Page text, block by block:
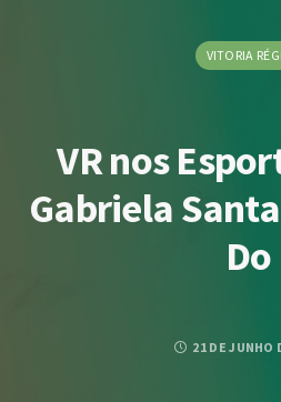
VITORIA
VR nos
Gabriela
Do
21 DE JUNHO